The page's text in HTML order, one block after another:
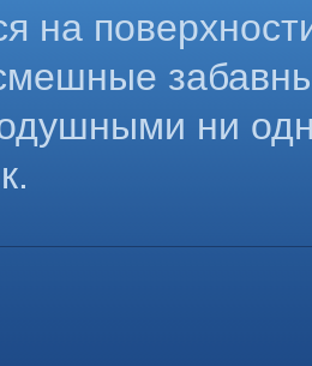
на
ни